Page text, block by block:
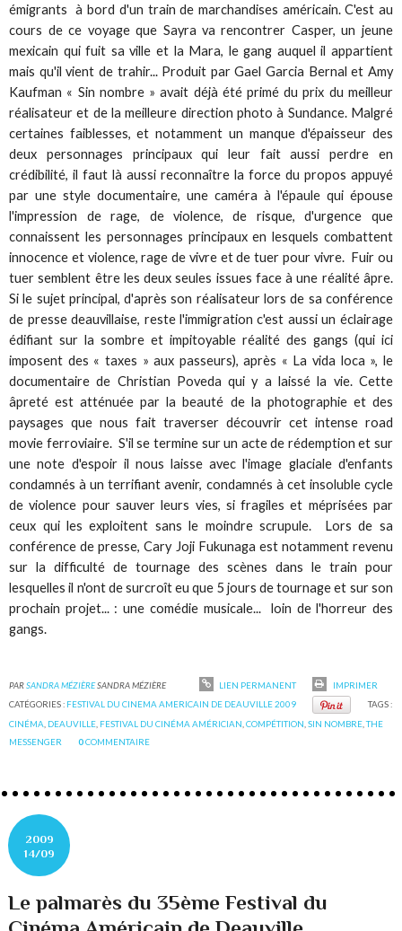
émigrants à bord d'un train de marchandises américain. C'est au
cours de ce voyage que Sayra va rencontrer Casper, un jeune
mexicain qui fuit sa ville et la Mara, le gang auquel il appartient
mais qu'il vient de trahir... Produit par Gael Garcia Bernal et Amy
Kaufman « Sin nombre » avait déjà été primé du prix du meilleur
réalisateur et de la meilleure direction photo à Sundance. Malgré
certaines faiblesses, et notamment un manque d'épaisseur des
deux personnages principaux qui leur fait aussi perdre en
crédibilité, il faut là aussi reconnaître la force du propos appuyé
par une style documentaire, une caméra à l'épaule qui épouse
l'impression de rage, de violence, de risque, d'urgence que
connaissent les personnages principaux en lesquels combattent
innocence et violence, rage de vivre et de tuer pour vivre. Fuir ou
tuer semblent être les deux seules issues face à une réalité âpre.
Si le sujet principal, d'après son réalisateur lors de sa conférence
de presse deauvillaise, reste l'immigration c'est aussi un éclairage
édifiant sur la sombre et impitoyable réalité des gangs (qui ici
imposent des « taxes » aux passeurs), après « La vida loca », le
documentaire de Christian Poveda qui y a laissé la vie. Cette
âpreté est atténuée par la beauté de la photographie et des
paysages que nous fait traverser découvrir cet intense road
movie ferroviaire. S'il se termine sur un acte de rédemption et sur
une note d'espoir il nous laisse avec l'image glaciale d'enfants
condamnés à un terrifiant avenir, condamnés à cet insoluble cycle
de violence pour sauver leurs vies, si fragiles et méprisées par
ceux qui les exploitent sans le moindre scrupule. Lors de sa
conférence de presse, Cary Joji Fukunaga est notamment revenu
sur la difficulté de tournage des scènes dans le train pour
lesquelles il n'ont de surcroît eu que 5 jours de tournage et sur son
prochain projet... : une comédie musicale... loin de l'horreur des
gangs.
PARSANDRA MÉZIÈRESANDRA MÉZIÈRE LIEN PERMANENT
IMPRIMER
CATÉGORIES : FESTIVAL DU CINEMA AMERICAIN DE DEAUVILLE 2009
TAGS :
CINÉMA DEAUVILLE FESTIVAL DU CINÉMA AMÉRICIAN ,COMPÉTITION ,SIN NOMBRE ,THE
MESSENGER
0COMMENTAIRE
2009
14/09
Le palmarès du 35ème Festival du